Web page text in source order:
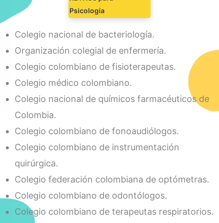
Psicología
Colegio nacional de bacteriología.
Organización colegial de enfermería.
Colegio colombiano de fisioterapeutas.
Colegio médico colombiano.
Colegio nacional de químicos farmacéuticos de
Colombia.
Colegio colombiano de fonoaudiólogos.
Colegio colombiano de instrumentación
quirúrgica.
Colegio federación colombiana de optómetras.
Colegio colombiano de odontólogos.
Colegio colombiano de terapeutas respiratorios.